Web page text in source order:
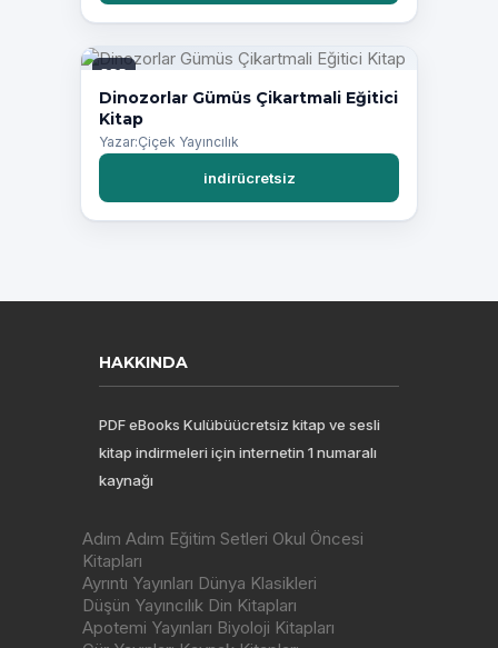
PDF
Dinozorlar Gümüs Çikartmali Eğitici
Kitap
Yazar:Çiçek Yayıncılık
indirücretsiz
HAKKINDA
PDF eBooks Kulübüücretsiz kitap ve sesli
kitap indirmeleri için internetin 1 numaralı
kaynağı
Adım Adım Eğitim Setleri Okul Öncesi
Kitapları
Ayrıntı Yayınları Dünya Klasikleri
Düşün Yayıncılık Din Kitapları
Apotemi Yayınları Biyoloji Kitapları